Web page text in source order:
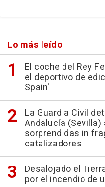
Lo más leído
El coche del Rey
el deportivo de
Spain'
La Guardia Civil
Andalucía (Sevilla)
sorprendidas in
catalizadores
Desalojado el
por el incendio de